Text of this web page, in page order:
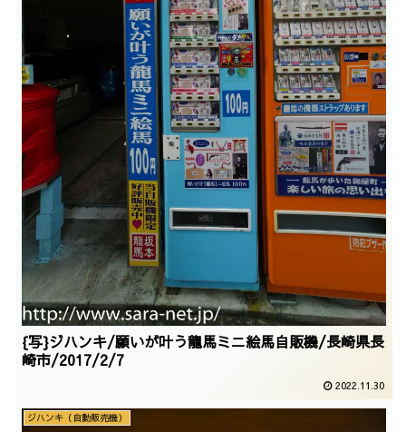
{写}ジハンキ/願いが叶う龍馬ミニ絵馬自販機/長崎県長
崎市/2017/2/7
2022.11.30
ジハンキ（自動販売機）